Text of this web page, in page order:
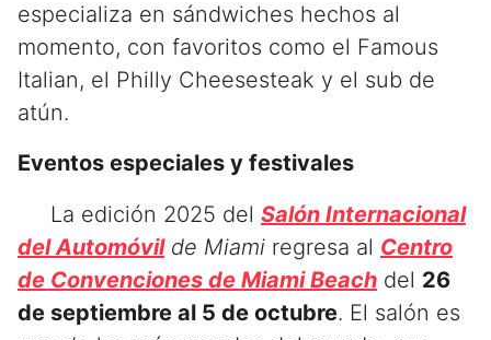
especializa en sándwiches hechos al
momento, con favoritos como el Famous
Italian, el Philly Cheesesteak y el sub de
atún.
Eventos especiales y festivales
La edición 2025 del Salón Internacional
del Automóvilde Miami regresa al Centro
de Convenciones de Miami Beach del 26
de septiembre al 5 de octubre. El salón es